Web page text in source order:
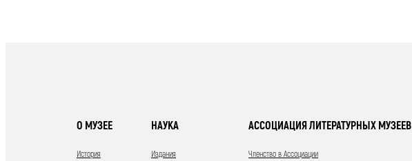
О МУЗЕЕ
История
НАУКА
Издания
АССОЦИАЦИЯ ЛИТЕРАТУРНЫХ МУЗЕЕВ
Членство в Ассоциации